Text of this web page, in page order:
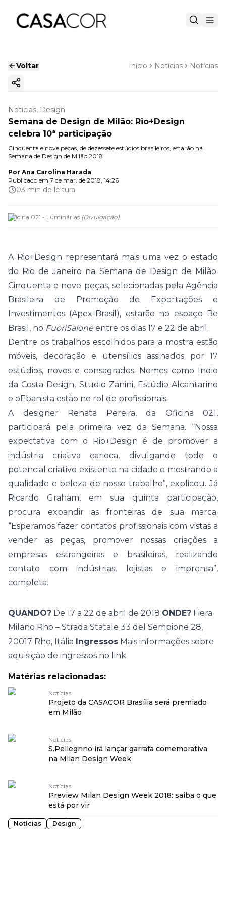
Voltar Início Notícias Notícias
Copiar link
Notícias, Design
Semana de Design de Milão: Rio+Design
celebra 10ª participação
Cinquenta e nove peças, de dezessete estúdios brasileiros, estarão na
Semana de Design de Milão 2018
Por Ana Carolina Harada
Publicado em 7 de mar. de 2018, 14:26
03 min de leitura
Oficina 021 - Luminárias (Divulgação)
A Rio+Design representará mais uma vez o estado
do Rio de Janeiro na Semana de Design de Milão.
Cinquenta e nove peças, selecionadas pela Agência
Brasileira de Promoção de Exportações e
Investimentos (Apex-Brasil), estarão no espaço Be
Brasil, no FuoriSalone entre os dias 17 e 22 de abril.
Dentre os trabalhos escolhidos para a mostra estão
móveis, decoração e utensílios assinados por 17
estúdios, novos e consagrados. Nomes como Indio
da Costa Design, Studio Zanini, Estúdio Alcantarino
e oEbanista estão no rol de profissionais.
A designer Renata Pereira, da Oficina 021,
participará pela primeira vez da Semana. “Nossa
expectativa com o Rio+Design é de promover a
indústria criativa carioca, divulgando todo o
potencial criativo existente na cidade e mostrando a
qualidade e beleza de nosso trabalho”, explicou. Já
Ricardo Graham, em sua quinta participação,
procura expandir as fronteiras de sua marca.
“Esperamos fazer contatos profissionais com vistas a
vender as peças, promover nossas criações a
empresas estrangeiras e brasileiras, realizando
contato com indústrias, lojistas e imprensa”,
completa.
QUANDO? De 17 a 22 de abril de 2018 ONDE? Fiera
Milano Rho – Strada Statale 33 del Sempione 28,
20017 Rho, Itália Ingressos Mais informações sobre
aquisição de ingressos no link.
Matérias relacionadas:
Notícias
Projeto da CASACOR Brasília será premiado
em Milão
Notícias
S.Pellegrino irá lançar garrafa comemorativa
na Milan Design Week
Notícias
Preview Milan Design Week 2018: saiba o que
está por vir
Notícias Design